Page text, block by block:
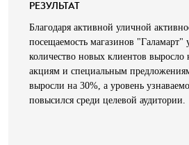
РЕЗУЛЬТАТ
Благодаря активной уличной
посещаемость магазинов "Галамарт"
количество новых клиентов
акциям и специальным
выросли на 30%, а уровень
повысился среди целевой аудитории.